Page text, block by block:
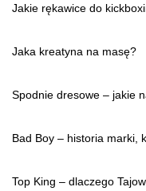
Jakie rękawice do
Jaka kreatyna na masę?
Spodnie dresowe – jakie
Bad Boy – historia marki,
Top King – dlaczego